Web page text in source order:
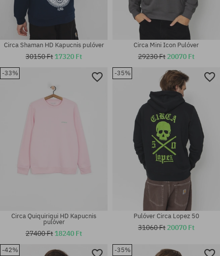
Circa Shaman HD Kapucnis pulóver
30150 Ft 17320 Ft
Circa Mini Icon Pulóver
29230 Ft 20070 Ft
-33%
Circa Quiquiriqui HD Kapucnis
pulóver
27400 Ft 18240 Ft
-35%
Pulóver Circa Lopez 50
31060 Ft 20070 Ft
-42% -35%